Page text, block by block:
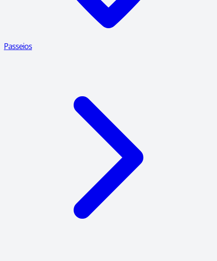
Passeios